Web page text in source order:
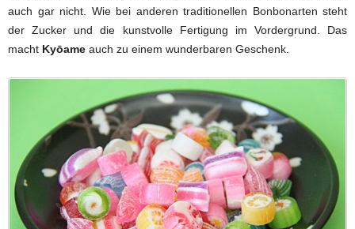
auch gar nicht. Wie bei anderen traditionellen Bonbonarten steht
der Zucker und die kunstvolle Fertigung im Vordergrund. Das
macht Kyōame auch zu einem wunderbaren Geschenk.